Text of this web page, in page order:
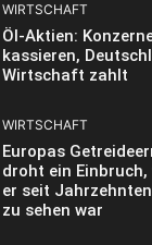
WIRTSCHAFT
Öl-Aktien:
kassieren,
Wirtschaft zahlt
WIRTSCHAFT
Europas
droht ein Einbruch,
er seit
zu sehen war